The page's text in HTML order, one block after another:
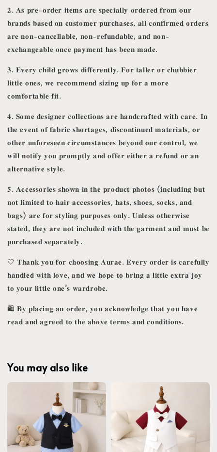
𝟐. 𝐀𝐬 𝐩𝐫𝐞-𝐨𝐫𝐝𝐞𝐫 𝐢𝐭𝐞𝐦𝐬 𝐚𝐫𝐞 𝐬𝐩𝐞𝐜𝐢𝐚𝐥𝐥𝐲 𝐨𝐫𝐝𝐞𝐫𝐞𝐝 𝐟𝐫𝐨𝐦 𝐨𝐮𝐫
𝐛𝐫𝐚𝐧𝐝𝐬 𝐛𝐚𝐬𝐞𝐝 𝐨𝐧 𝐜𝐮𝐬𝐭𝐨𝐦𝐞𝐫 𝐩𝐮𝐫𝐜𝐡𝐚𝐬𝐞𝐬, 𝐚𝐥𝐥 𝐜𝐨𝐧𝐟𝐢𝐫𝐦𝐞𝐝 𝐨𝐫𝐝𝐞𝐫𝐬
𝐚𝐫𝐞 𝐧𝐨𝐧-𝐜𝐚𝐧𝐜𝐞𝐥𝐥𝐚𝐛𝐥𝐞, 𝐧𝐨𝐧-𝐫𝐞𝐟𝐮𝐧𝐝𝐚𝐛𝐥𝐞, 𝐚𝐧𝐝 𝐧𝐨𝐧-
𝐞𝐱𝐜𝐡𝐚𝐧𝐠𝐞𝐚𝐛𝐥𝐞 𝐨𝐧𝐜𝐞 𝐩𝐚𝐲𝐦𝐞𝐧𝐭 𝐡𝐚𝐬 𝐛𝐞𝐞𝐧 𝐦𝐚𝐝𝐞.
𝟑. 𝐄𝐯𝐞𝐫𝐲 𝐜𝐡𝐢𝐥𝐝 𝐠𝐫𝐨𝐰𝐬 𝐝𝐢𝐟𝐟𝐞𝐫𝐞𝐧𝐭𝐥𝐲. 𝐅𝐨𝐫 𝐭𝐚𝐥𝐥𝐞𝐫 𝐨𝐫 𝐜𝐡𝐮𝐛𝐛𝐢𝐞𝐫
𝐥𝐢𝐭𝐭𝐥𝐞 𝐨𝐧𝐞𝐬, 𝐰𝐞 𝐫𝐞𝐜𝐨𝐦𝐦𝐞𝐧𝐝 𝐬𝐢𝐳𝐢𝐧𝐠 𝐮𝐩 𝐟𝐨𝐫 𝐚 𝐦𝐨𝐫𝐞
𝐜𝐨𝐦𝐟𝐨𝐫𝐭𝐚𝐛𝐥𝐞 𝐟𝐢𝐭.
𝟒. 𝐒𝐨𝐦𝐞 𝐝𝐞𝐬𝐢𝐠𝐧𝐞𝐫 𝐜𝐨𝐥𝐥𝐞𝐜𝐭𝐢𝐨𝐧𝐬 𝐚𝐫𝐞 𝐡𝐚𝐧𝐝𝐜𝐫𝐚𝐟𝐭𝐞𝐝 𝐰𝐢𝐭𝐡 𝐜𝐚𝐫𝐞. 𝐈𝐧
𝐭𝐡𝐞 𝐞𝐯𝐞𝐧𝐭 𝐨𝐟 𝐟𝐚𝐛𝐫𝐢𝐜 𝐬𝐡𝐨𝐫𝐭𝐚𝐠𝐞𝐬, 𝐝𝐢𝐬𝐜𝐨𝐧𝐭𝐢𝐧𝐮𝐞𝐝 𝐦𝐚𝐭𝐞𝐫𝐢𝐚𝐥𝐬, 𝐨𝐫
𝐨𝐭𝐡𝐞𝐫 𝐮𝐧𝐟𝐨𝐫𝐞𝐬𝐞𝐞𝐧 𝐜𝐢𝐫𝐜𝐮𝐦𝐬𝐭𝐚𝐧𝐜𝐞𝐬 𝐛𝐞𝐲𝐨𝐧𝐝 𝐨𝐮𝐫 𝐜𝐨𝐧𝐭𝐫𝐨𝐥, 𝐰𝐞
𝐰𝐢𝐥𝐥 𝐧𝐨𝐭𝐢𝐟𝐲 𝐲𝐨𝐮 𝐩𝐫𝐨𝐦𝐩𝐭𝐥𝐲 𝐚𝐧𝐝 𝐨𝐟𝐟𝐞𝐫 𝐞𝐢𝐭𝐡𝐞𝐫 𝐚 𝐫𝐞𝐟𝐮𝐧𝐝 𝐨𝐫 𝐚𝐧
𝐚𝐥𝐭𝐞𝐫𝐧𝐚𝐭𝐢𝐯𝐞 𝐬𝐭𝐲𝐥𝐞.
𝟓. 𝐀𝐜𝐜𝐞𝐬𝐬𝐨𝐫𝐢𝐞𝐬 𝐬𝐡𝐨𝐰𝐧 𝐢𝐧 𝐭𝐡𝐞 𝐩𝐫𝐨𝐝𝐮𝐜𝐭 𝐩𝐡𝐨𝐭𝐨𝐬 (𝐢𝐧𝐜𝐥𝐮𝐝𝐢𝐧𝐠 𝐛𝐮𝐭
𝐧𝐨𝐭 𝐥𝐢𝐦𝐢𝐭𝐞𝐝 𝐭𝐨 𝐡𝐚𝐢𝐫 𝐚𝐜𝐜𝐞𝐬𝐬𝐨𝐫𝐢𝐞𝐬, 𝐡𝐚𝐭𝐬, 𝐬𝐡𝐨𝐞𝐬, 𝐬𝐨𝐜𝐤𝐬, 𝐚𝐧𝐝
𝐛𝐚𝐠𝐬) 𝐚𝐫𝐞 𝐟𝐨𝐫 𝐬𝐭𝐲𝐥𝐢𝐧𝐠 𝐩𝐮𝐫𝐩𝐨𝐬𝐞𝐬 𝐨𝐧𝐥𝐲. 𝐔𝐧𝐥𝐞𝐬𝐬 𝐨𝐭𝐡𝐞𝐫𝐰𝐢𝐬𝐞
𝐬𝐭𝐚𝐭𝐞𝐝, 𝐭𝐡𝐞𝐲 𝐚𝐫𝐞 𝐧𝐨𝐭 𝐢𝐧𝐜𝐥𝐮𝐝𝐞𝐝 𝐰𝐢𝐭𝐡 𝐭𝐡𝐞 𝐠𝐚𝐫𝐦𝐞𝐧𝐭 𝐚𝐧𝐝 𝐦𝐮𝐬𝐭 𝐛𝐞
𝐩𝐮𝐫𝐜𝐡𝐚𝐬𝐞𝐝 𝐬𝐞𝐩𝐚𝐫𝐚𝐭𝐞𝐥𝐲.
🤍 𝐓𝐡𝐚𝐧𝐤 𝐲𝐨𝐮 𝐟𝐨𝐫 𝐜𝐡𝐨𝐨𝐬𝐢𝐧𝐠 𝐀𝐮𝐫𝐚𝐞. 𝐄𝐯𝐞𝐫𝐲 𝐨𝐫𝐝𝐞𝐫 𝐢𝐬 𝐜𝐚𝐫𝐞𝐟𝐮𝐥𝐥𝐲
𝐡𝐚𝐧𝐝𝐥𝐞𝐝 𝐰𝐢𝐭𝐡 𝐥𝐨𝐯𝐞, 𝐚𝐧𝐝 𝐰𝐞 𝐡𝐨𝐩𝐞 𝐭𝐨 𝐛𝐫𝐢𝐧𝐠 𝐚 𝐥𝐢𝐭𝐭𝐥𝐞 𝐞𝐱𝐭𝐫𝐚 𝐣𝐨𝐲
𝐭𝐨 𝐲𝐨𝐮𝐫 𝐥𝐢𝐭𝐭𝐥𝐞 𝐨𝐧𝐞’𝐬 𝐰𝐚𝐫𝐝𝐫𝐨𝐛𝐞.
🛍️ 𝐁𝐲 𝐩𝐥𝐚𝐜𝐢𝐧𝐠 𝐚𝐧 𝐨𝐫𝐝𝐞𝐫, 𝐲𝐨𝐮 𝐚𝐜𝐤𝐧𝐨𝐰𝐥𝐞𝐝𝐠𝐞 𝐭𝐡𝐚𝐭 𝐲𝐨𝐮 𝐡𝐚𝐯𝐞
𝐫𝐞𝐚𝐝 𝐚𝐧𝐝 𝐚𝐠𝐫𝐞𝐞𝐝 𝐭𝐨 𝐭𝐡𝐞 𝐚𝐛𝐨𝐯𝐞 𝐭𝐞𝐫𝐦𝐬 𝐚𝐧𝐝 𝐜𝐨𝐧𝐝𝐢𝐭𝐢𝐨𝐧𝐬.
You may also like